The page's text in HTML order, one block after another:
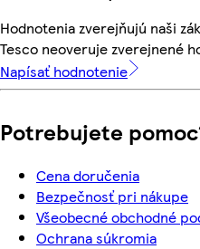
Hodnotenia zverejňujú naši
Tesco neoveruje zverejnené
Napísať hodnotenie
Potrebujete
Cena doručenia
Bezpečnosť pri nákupe
Všeobecné obchodné
Ochrana súkromia